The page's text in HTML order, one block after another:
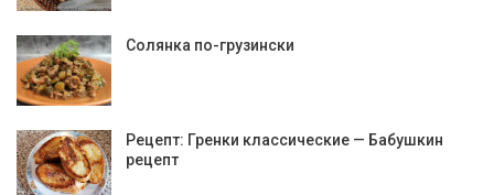
Солянка по-грузински
Рецепт: Гренки классические — Бабушкин
рецепт